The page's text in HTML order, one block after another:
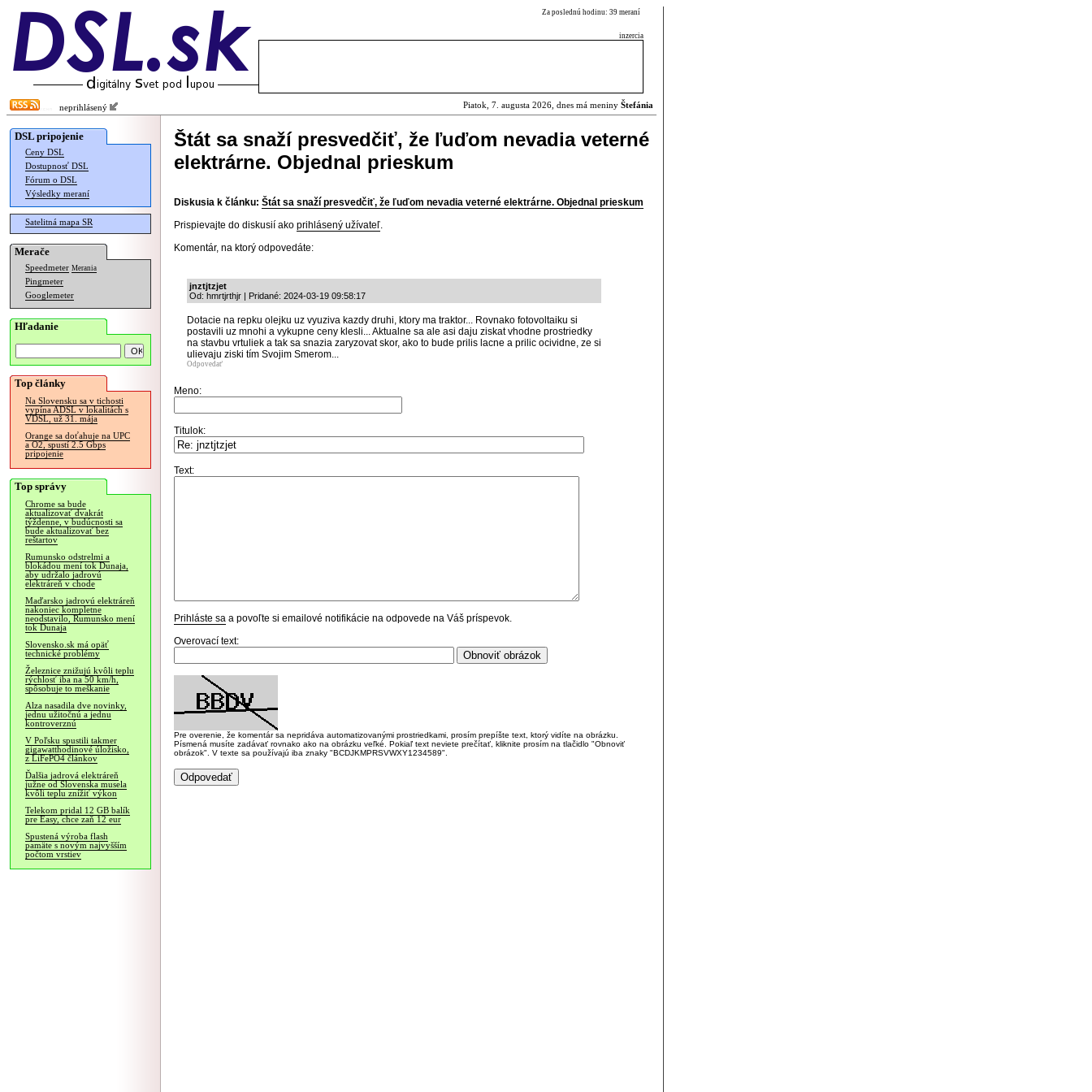
Za poslednú hodinu: 39 meraní
inzercia
neprihlásený Piatok, 7. augusta 2026, dnes má meniny Štefánia
DSL pripojenie
Ceny DSL
Dostupnosť DSL
Fórum o DSL
Výsledky meraní
Satelitná mapa SR
Merače
Speedmeter Merania
Pingmeter
Googlemeter
Hľadanie
Top články
Na Slovensku sa v tichosti
vypína ADSL v lokalitách s
VDSL, už 31. mája
Orange sa doťahuje na UPC
a O2, spustí 2.5 Gbps
pripojenie
Top správy
Chrome sa bude
aktualizovať dvakrát
týždenne, v budúcnosti sa
bude aktualizovať bez
reštartov
Rumunsko odstrelmi a
blokádou mení tok Dunaja,
aby udržalo jadrovú
elektráreň v chode
Maďarsko jadrovú elektráreň
nakoniec kompletne
neodstavilo, Rumunsko mení
tok Dunaja
Slovensko.sk má opäť
technické problémy
Železnice znižujú kvôli teplu
rýchlosť iba na 50 km/h,
spôsobuje to meškanie
Alza nasadila dve novinky,
jednu užitočnú a jednu
kontroverznú
V Poľsku spustili takmer
gigawatthodinové úložisko,
z LiFePO4 článkov
Ďalšia jadrová elektráreň
južne od Slovenska musela
kvôli teplu znížiť výkon
Telekom pridal 12 GB balík
pre Easy, chce zaň 12 eur
Spustená výroba flash
pamäte s novým najvyšším
počtom vrstiev
Štát sa snaží presvedčiť, že ľuďom nevadia veterné
elektrárne. Objednal prieskum
Diskusia k článku: Štát sa snaží presvedčiť, že ľuďom nevadia veterné elektrárne. Objednal prieskum
Prispievajte do diskusií ako prihlásený užívateľ.
Komentár, na ktorý odpovedáte:
jnztjtzjet
Od: hmrtjrthjr | Pridané: 2024-03-19 09:58:17
Dotacie na repku olejku uz vyuziva kazdy druhi, ktory ma traktor... Rovnako fotovoltaiku si
postavili uz mnohi a vykupne ceny klesli... Aktualne sa ale asi daju ziskat vhodne prostriedky
na stavbu vrtuliek a tak sa snazia zaryzovat skor, ako to bude prilis lacne a prilic ocividne, ze si
ulievaju ziski tím Svojim Smerom...
Odpovedať
Meno:
Titulok:
Text:
Prihláste sa a povoľte si emailové notifikácie na odpovede na Váš príspevok.
Overovací text:
Pre overenie, že komentár sa nepridáva automatizovanými prostriedkami, prosím prepíšte text, ktorý vidíte na obrázku.
Písmená musíte zadávať rovnako ako na obrázku veľké. Pokiaľ text neviete prečítať, kliknite prosím na tlačidlo "Obnoviť
obrázok". V texte sa používajú iba znaky "BCDJKMPRSVWXY1234589".